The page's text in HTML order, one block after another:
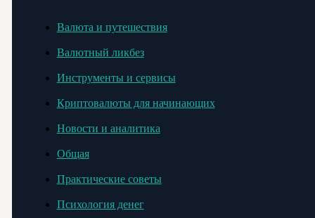
Валюта и путешествия
Валютный ликбез
Инструменты и сервисы
Криптовалюты для начинающих
Новости и аналитика
Общая
Практические советы
Психология денег